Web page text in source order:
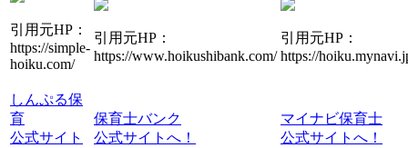
引用元HP：
https://simple-
hoiku.com/
引用元HP：
https://www.hoikushibank.com/
引用元HP：
https://
しんぷる保
育
公式サイト
保育士バンク
公式サイトへ！
マイナビ保育士
公式サイトへ！